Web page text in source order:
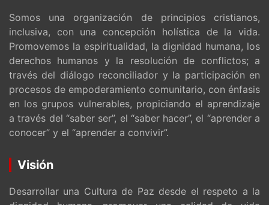
Somos una organización de principios cristianos,
inclusiva, con una concepción holística de la vida.
Promovemos la espiritualidad, la dignidad humana, los
derechos humanos y la resolución de conflictos; a
través del diálogo reconciliador y la participación en
procesos de empoderamiento comunitario, con énfasis
en los grupos vulnerables, propiciando el aprendizaje
a través del “saber ser”, el “saber hacer”, el “aprender a
conocer” y el “aprender a convivir”.
Visión
Desarrollar una Cultura de Paz desde el respeto a la